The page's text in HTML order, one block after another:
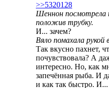
>>5320128
Шеннон посмотрела
положив трубку.
И... зачем?
Вяло помахала рукой
Так вкусно пахнет,
почувствовала? А
интересно. Но, как
запечённая рыба. И
и как так быстро. И...